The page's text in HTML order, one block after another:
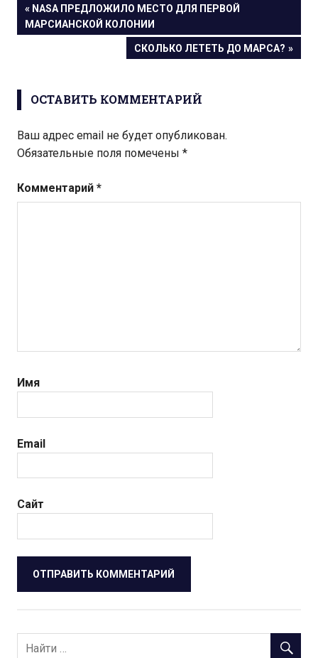
Навигация
по
ПРЕДЫДУЩАЯ
ЗАПИСЬ:
NASA ПРЕДЛОЖИЛО МЕСТО ДЛЯ ПЕРВОЙ
МАРСИАНСКОЙ КОЛОНИИ
СЛЕДУЮЩАЯ
ЗАПИСЬ:
СКОЛЬКО ЛЕТЕТЬ ДО МАРСА?
ОСТАВИТЬ КОММЕНТАРИЙ
Ваш адрес email не будет опубликован.
Обязательные поля помечены *
Комментарий *
Имя
Email
Сайт